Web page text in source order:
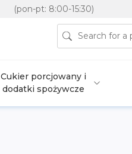
(pon-pt: 8:00-15:30)
Cukier porcjowany i
dodatki spożywcze